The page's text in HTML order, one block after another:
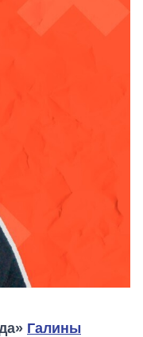
Галины